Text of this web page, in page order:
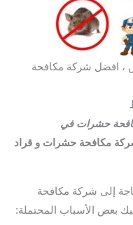
، افضل شركة مكافحة
مكافحة حشرات في
مكافحة حشرات و قراد
إلى شركة مكافحة
بعض الأسباب المحتملة: